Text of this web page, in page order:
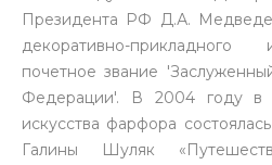
Президента РФ Д.А.
декоративно-прикладного
почетное звание
Федерации'. В 2004 году в
искусства фарфора
Галины Шуляк